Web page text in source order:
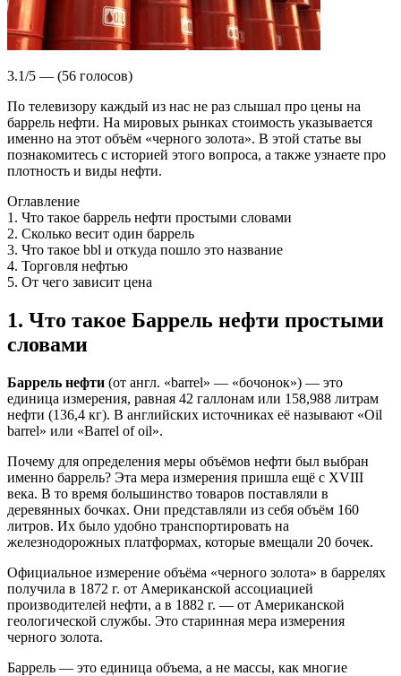
3.1/5 — (56 голосов)
По телевизору каждый из нас не раз слышал про цены на
баррель нефти. На мировых рынках стоимость указывается
именно на этот объём «черного золота». В этой статье вы
познакомитесь с историей этого вопроса, а также узнаете про
плотность и виды нефти.
Оглавление
1. Что такое баррель нефти простыми словами
2. Сколько весит один баррель
3. Что такое bbl и откуда пошло это название
4. Торговля нефтью
5. От чего зависит цена
1. Что такое Баррель нефти простыми
словами
Баррель нефти (от англ. «barrel» — «бочонок») — это
единица измерения, равная 42 галлонам или 158,988 литрам
нефти (136,4 кг). В английских источниках её называют «Oil
barrel» или «Barrel of oil».
Почему для определения меры объёмов нефти был выбран
именно баррель? Эта мера измерения пришла ещё с XVIII
века. В то время большинство товаров поставляли в
деревянных бочках. Они представляли из себя объём 160
литров. Их было удобно транспортировать на
железнодорожных платформах, которые вмещали 20 бочек.
Официальное измерение объёма «черного золота» в баррелях
получила в 1872 г. от Американской ассоциацией
производителей нефти, а в 1882 г. — от Американской
геологической службы. Это старинная мера измерения
черного золота.
Баррель — это единица объема, а не массы, как многие